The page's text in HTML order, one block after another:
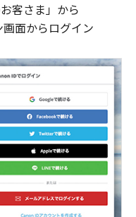
客さま」から
面からログイン